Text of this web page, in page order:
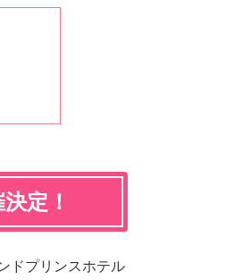
定！
ドプリンスホテル